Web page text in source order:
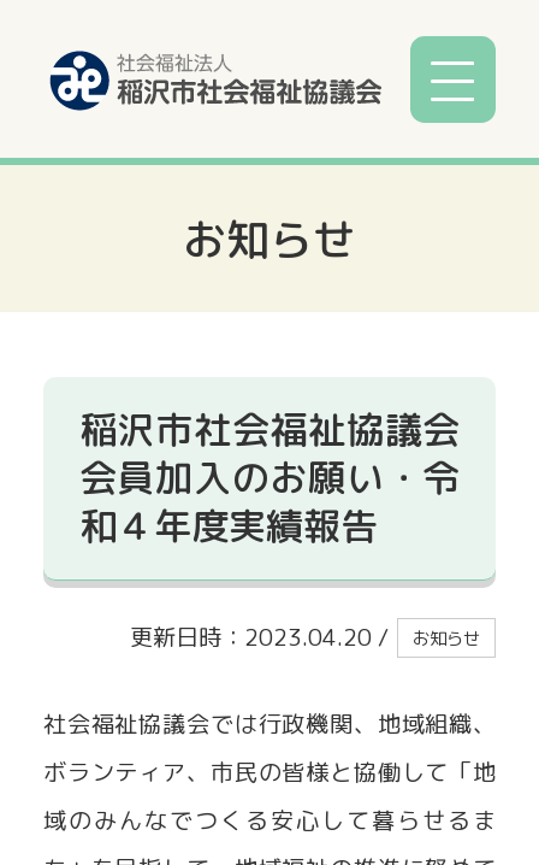
社協とは
社協事業
サービス
寄付募金
お知らせ
稲沢市社会福祉協議会
会員加入のお願い・令
和４年度実績報告
更新日時：2023.04.20 / お知らせ
社会福祉協議会では行政機関、地域組織、
ボランティア、市民の皆様と協働して「地
域のみんなでつくる安心して暮らせるま